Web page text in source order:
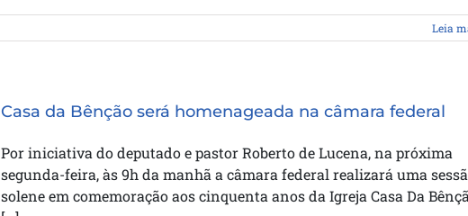
Leia
Casa da Bênção será homenageada na câmara federal
Por iniciativa do deputado e pastor Roberto de Lucena, na próxima
segunda-feira, às 9h da manhã a câmara federal realizará uma
solene em comemoração aos cinquenta anos da Igreja Casa Da